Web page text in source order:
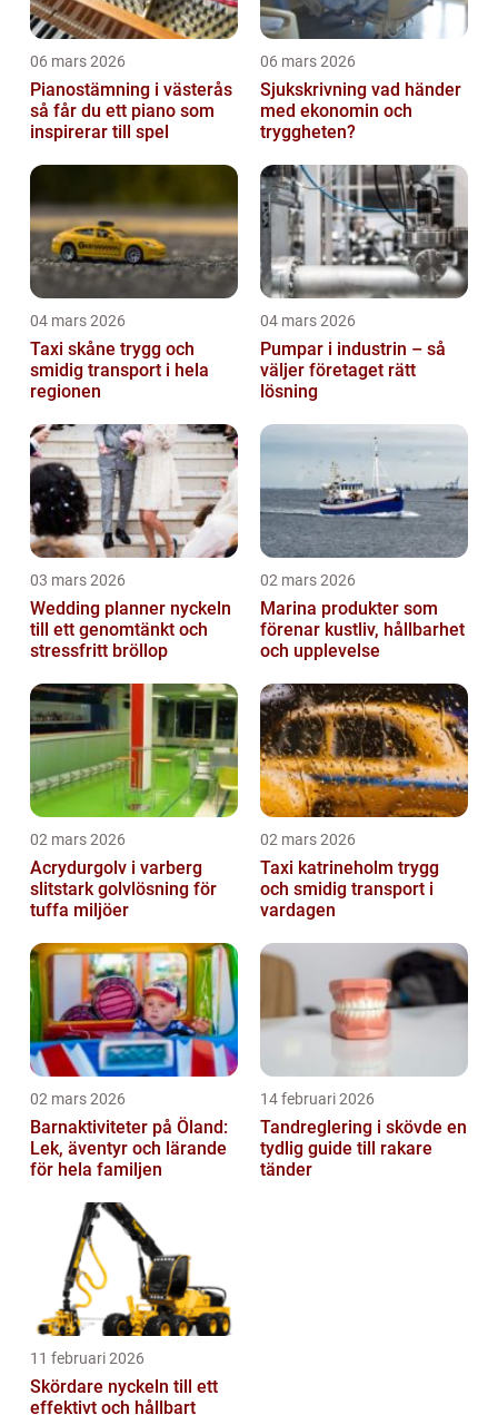
06 mars 2026
Pianostämning i västerås
så får du ett piano som
inspirerar till spel
06 mars 2026
Sjukskrivning vad händer
med ekonomin och
tryggheten?
04 mars 2026
Taxi skåne trygg och
smidig transport i hela
regionen
04 mars 2026
Pumpar i industrin – så
väljer företaget rätt
lösning
03 mars 2026
Wedding planner nyckeln
till ett genomtänkt och
stressfritt bröllop
02 mars 2026
Marina produkter som
förenar kustliv, hållbarhet
och upplevelse
02 mars 2026
Acrydurgolv i varberg
slitstark golvlösning för
tuffa miljöer
02 mars 2026
Taxi katrineholm trygg
och smidig transport i
vardagen
02 mars 2026
Barnaktiviteter på Öland:
Lek, äventyr och lärande
för hela familjen
14 februari 2026
Tandreglering i skövde en
tydlig guide till rakare
tänder
11 februari 2026
Skördare nyckeln till ett
effektivt och hållbart